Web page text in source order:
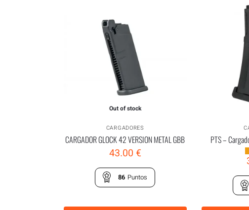
Out of stock
CARGADORES
CARGADOR GLOCK 42 VERSION METAL GBB
43.00 €
86 Puntos
PTS –